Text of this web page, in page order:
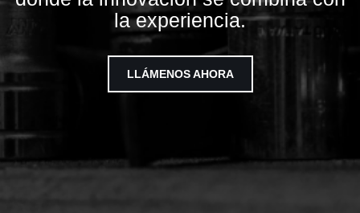
la experiencia.
LLÁMENOS AHORA